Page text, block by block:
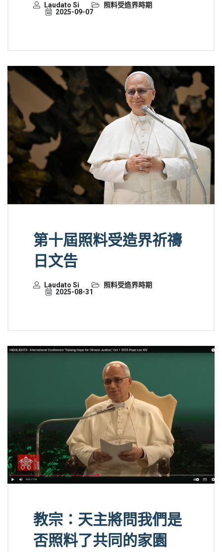
Laudato Si
照料受造界時期
2025-09-07
第十屆照料受造界祈禱
日文告
Laudato Si
照料受造界時期
2025-08-31
教宗：天主將問我們是
否照料了共同的家園